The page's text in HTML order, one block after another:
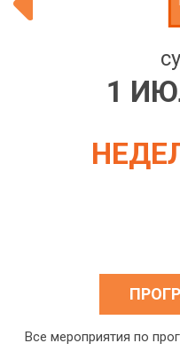
1
Все мероприятия по